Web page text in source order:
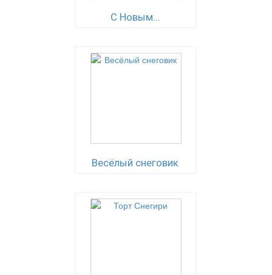
С Новым...
Весёлый снеговик